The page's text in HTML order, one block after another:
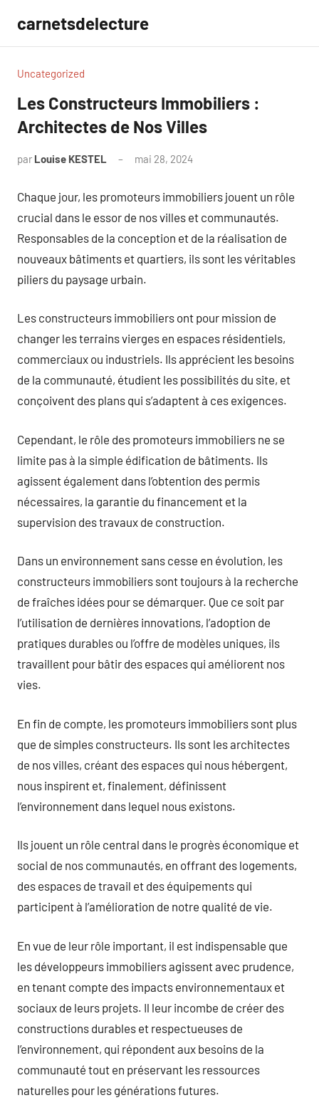
contenu
carnetsdelecture
Uncategorized
Les Constructeurs Immobiliers :
Architectes de Nos Villes
par Louise KESTEL mai 28, 2024
Chaque jour, les promoteurs immobiliers jouent un rôle
crucial dans le essor de nos villes et communautés.
Responsables de la conception et de la réalisation de
nouveaux bâtiments et quartiers, ils sont les véritables
piliers du paysage urbain.
Les constructeurs immobiliers ont pour mission de
changer les terrains vierges en espaces résidentiels,
commerciaux ou industriels. Ils apprécient les besoins
de la communauté, étudient les possibilités du site, et
conçoivent des plans qui s’adaptent à ces exigences.
Cependant, le rôle des promoteurs immobiliers ne se
limite pas à la simple édification de bâtiments. Ils
agissent également dans l’obtention des permis
nécessaires, la garantie du financement et la
supervision des travaux de construction.
Dans un environnement sans cesse en évolution, les
constructeurs immobiliers sont toujours à la recherche
de fraîches idées pour se démarquer. Que ce soit par
l’utilisation de dernières innovations, l’adoption de
pratiques durables ou l’offre de modèles uniques, ils
travaillent pour bâtir des espaces qui améliorent nos
vies.
En fin de compte, les promoteurs immobiliers sont plus
que de simples constructeurs. Ils sont les architectes
de nos villes, créant des espaces qui nous hébergent,
nous inspirent et, finalement, définissent
l’environnement dans lequel nous existons.
Ils jouent un rôle central dans le progrès économique et
social de nos communautés, en offrant des logements,
des espaces de travail et des équipements qui
participent à l’amélioration de notre qualité de vie.
En vue de leur rôle important, il est indispensable que
les développeurs immobiliers agissent avec prudence,
en tenant compte des impacts environnementaux et
sociaux de leurs projets. Il leur incombe de créer des
constructions durables et respectueuses de
l’environnement, qui répondent aux besoins de la
communauté tout en préservant les ressources
naturelles pour les générations futures.